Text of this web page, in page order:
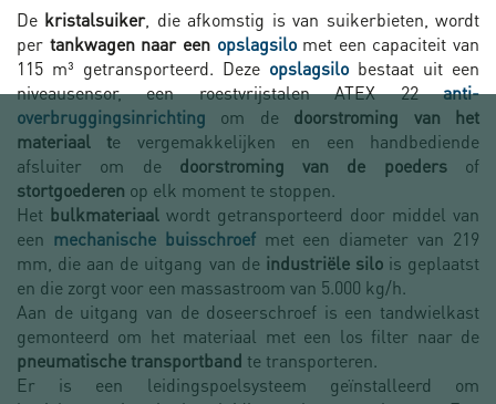
De kristalsuiker, die afkomstig is van suikerbieten, wordt
per tankwagen naar een opslagsilo met een capaciteit van
115 m³ getransporteerd. Deze opslagsilo bestaat uit een
niveausensor, een roestvrijstalen ATEX 22anti-
overbruggingsinrichting om de doorstroming van het
materiaal te vergemakkelijken en een handbediende
afsluiter om de doorstroming van de poedersof
stortgoederen op elk moment te stoppen.
Het bulkmateriaal wordt getransporteerd door middel van
een mechanische buisschroefmet een diameter van 219
mm, die aan de uitgang van deindustriële silois geplaatst
en die zorgt voor een massastroom van 5.000 kg/h.
Aan de uitgang van de doseerschroef is een tandwielkast
gemonteerd om het materiaal met een los filter naar de
pneumatische transportband te transporteren.
Er is een leidingspoelsysteem geïnstalleerd om